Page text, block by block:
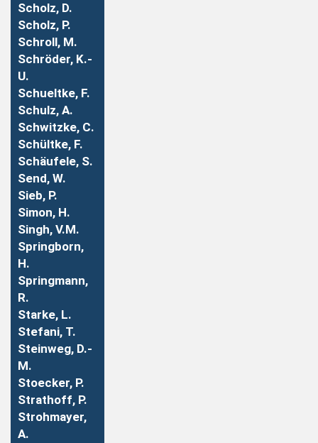
Scholz, D.
Scholz, P.
Schroll, M.
Schröder, K.-
U.
Schueltke, F.
Schulz, A.
Schwitzke, C.
Schültke, F.
Schäufele, S.
Send, W.
Sieb, P.
Simon, H.
Singh, V.M.
Springborn,
H.
Springmann,
R.
Starke, L.
Stefani, T.
Steinweg, D.-
M.
Stoecker, P.
Strathoff, P.
Strohmayer,
A.